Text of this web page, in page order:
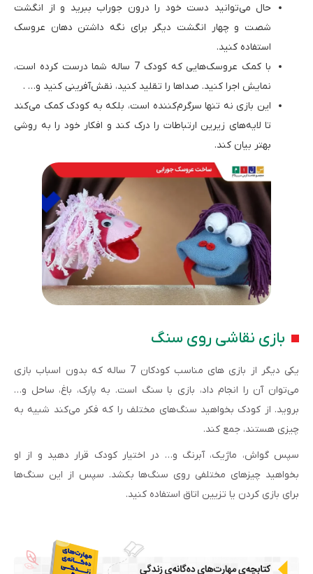
حال می‌توانید دست خود را درون جوراب ببرید و از انگشت
شصت و چهار انگشت دیگر برای نگه داشتن دهان عروسک
استفاده کنید.
با کمک عروسک‌هایی که کودک 7 ساله شما درست کرده است،
نمایش اجرا کنید. صداها را تقلید کنید، نقش‌آفرینی کنید و… .
این بازی نه تنها سرگرم‌کننده است، بلکه به کودک کمک می‌کند
تا لایه‌های زیرین ارتباطات را درک کند و افکار خود را به روشی
بهتر بیان کند.
بازی نقاشی روی سنگ
یکی دیگر از بازی های مناسب کودکان 7 ساله که بدون اسباب بازی
می‌توان آن را انجام داد، بازی با سنگ است. به پارک، باغ، ساحل و…
بروید. از کودک بخواهید سنگ‌های مختلف را که فکر می‌کند شبیه به
چیزی هستند، جمع کند.
سپس گواش، ماژیک، آبرنگ و… در اختیار کودک قرار دهید و از او
بخواهید چیزهای مختلفی روی سنگ‌ها بکشد. سپس از این سنگ‌ها
برای بازی کردن یا تزیین اتاق استفاده کنید.